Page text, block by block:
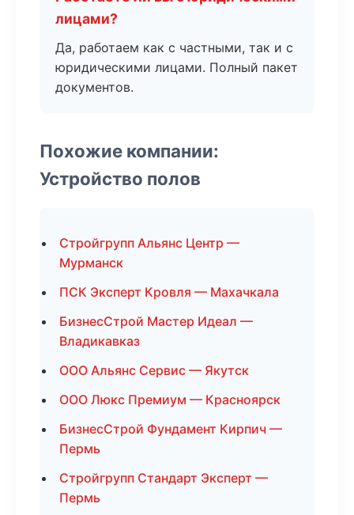
лицами?
Да, работаем как с частными, так и с
юридическими лицами. Полный пакет
документов.
Похожие компании:
Устройство полов
Стройгрупп Альянс Центр —
Мурманск
ПСК Эксперт Кровля — Махачкала
БизнесСтрой Мастер Идеал —
Владикавказ
ООО Альянс Сервис — Якутск
ООО Люкс Премиум — Красноярск
БизнесСтрой Фундамент Кирпич —
Пермь
Стройгрупп Стандарт Эксперт —
Пермь